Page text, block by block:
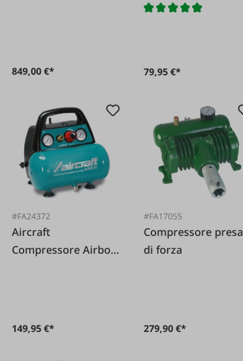
849,00 €* 79,95 €*
#FA24372
Aircraft
Compressore Airboy
149,95 €*
#FA17055
Compressore presa
di forza
279,90 €*